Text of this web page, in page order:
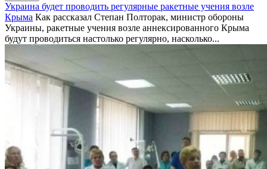
Украина будет проводить регулярные ракетные учения возле
Крыма Как рассказал Степан Полторак, министр обороны
Украины, ракетные учения возле аннексированного Крыма
будут проводиться настолько регулярно, насколько...